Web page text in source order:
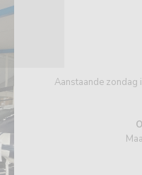
Aanstaande zondag